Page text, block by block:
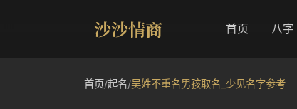
沙沙情商 首页 八字
首页/起名/吴姓不重名男孩取名_少见名字参考